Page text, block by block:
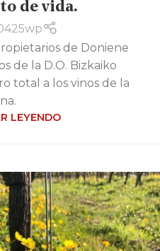
de vida.
de Doniene
de la D.O. Bizkaiko
total a los vinos de la
LEYENDO